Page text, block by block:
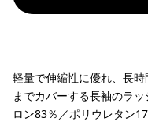
軽量で伸縮性に優れ、長
までカバーする長袖のラ
ロン83％／ポリウレタン